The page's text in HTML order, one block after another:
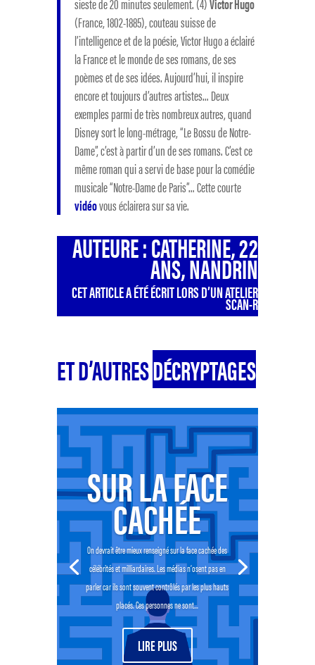
(France, 1802-1885), couteau suisse de
l’intelligence et de la poésie, Victor Hugo a éclairé
la France et le monde de ses romans, de ses
poèmes et de ses idées. Aujourd’hui, il inspire
encore et toujours d’autres artistes… Deux
exemples parmi de très nombreux autres, quand
Disney sort le long-métrage, “Le Bossu de Notre-
Dame”, c’est à partir d’un de ses romans. C’est ce
même roman qui a servi de base pour la comédie
musicale “Notre-Dame de Paris”… Cette courte
vidéovous éclairera sur sa vie.
AUTEURE : CATHERINE, 22
ANS, NANDRIN
CET ARTICLE A ÉTÉ ÉCRIT LORS D’UN ATELIER
SCAN-R
ET D’AUTRESDÉCRYPTAGES
SUR LA FACE
CACHÉE
On devrait être mieux renseigné sur la face cachée des
célébrités et milliardaires. Les médias n’osent pas en
parler car ils sont souvent contrôlés par les plus hauts
placés. Ces personnes ne sont...
LIRE PLUS